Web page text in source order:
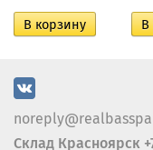
Склад Красноярск